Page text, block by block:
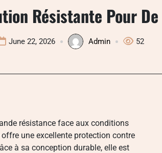
Résistante Pour
June 22, 2026 Admin 52
résistance face aux conditions
une excellente protection contre
à sa conception durable, elle est